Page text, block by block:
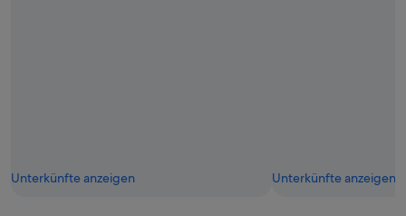
Unterkünfte anzeigen Unterkünfte anzeigen